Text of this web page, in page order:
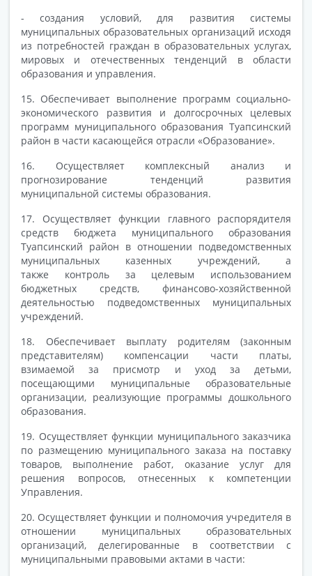
- создания условий, для развития системы
муниципальных образовательных организаций исходя
из потребностей граждан в образовательных услугах,
мировых и отечественных тенденций в области
образования и управления.
15. Обеспечивает выполнение программ социально-
экономического развития и долгосрочных целевых
программ муниципального образования Туапсинский
район в части касающейся отрасли «Образование».
16. Осуществляет комплексный анализ и
прогнозирование тенденций развития
муниципальной системы образования.
17. Осуществляет функции главного распорядителя
средств бюджета муниципального образования
Туапсинский район в отношении подведомственных
муниципальных казенных учреждений, а
также контроль за целевым использованием
бюджетных средств, финансово-хозяйственной
деятельностью подведомственных муниципальных
учреждений.
18. Обеспечивает выплату родителям (законным
представителям) компенсации части платы,
взимаемой за присмотр и уход за детьми,
посещающими муниципальные образовательные
организации, реализующие программы дошкольного
образования.
19. Осуществляет функции муниципального заказчика
по размещению муниципального заказа на поставку
товаров, выполнение работ, оказание услуг для
решения вопросов, отнесенных к компетенции
Управления.
20. Осуществляет функции и полномочия учредителя в
отношении муниципальных образовательных
организаций, делегированные в соответствии с
муниципальными правовыми актами в части: